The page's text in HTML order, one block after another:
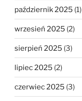
październik 2025 (1)
wrzesień 2025 (2)
sierpień 2025 (3)
lipiec 2025 (2)
czerwiec 2025 (3)